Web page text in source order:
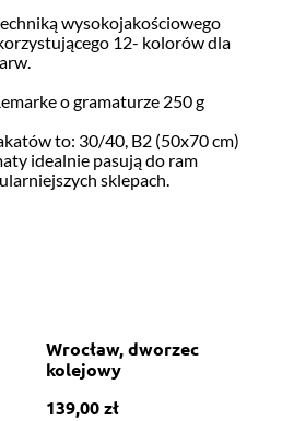
wysokojakościowego
12- kolorów dla
o gramaturze 250 g
to: 30/40, B2 (50x70 cm)
idealnie pasują do ram
sklepach.
Wrocław, dworzec
kolejowy
139,00 zł